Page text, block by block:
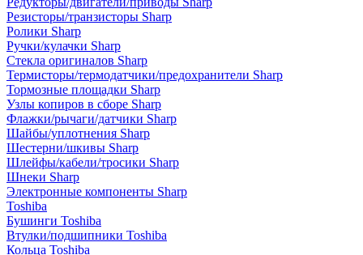
Резисторы/транзисторы Sharp
Ролики Sharp
Ручки/кулачки Sharp
Стекла оригиналов Sharp
Термисторы/термодатчики/предохранители Sharp
Тормозные площадки Sharp
Узлы копиров в сборе Sharp
Флажки/рычаги/датчики Sharp
Шайбы/уплотнения Sharp
Шестерни/шкивы Sharp
Шлейфы/кабели/тросики Sharp
Шнеки Sharp
Электронные компоненты Sharp
Toshiba
Бушинги Toshiba
Втулки/подшипники Toshiba
Кольца Toshiba